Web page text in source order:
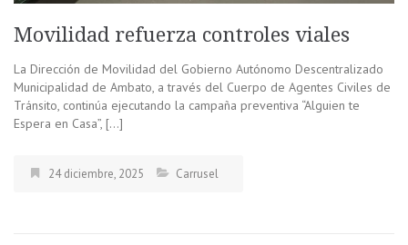
Movilidad refuerza controles viales
La Dirección de Movilidad del Gobierno Autónomo Descentralizado
Municipalidad de Ambato, a través del Cuerpo de Agentes Civiles de
Tránsito, continúa ejecutando la campaña preventiva “Alguien te
Espera en Casa”, […]
24 diciembre, 2025 Carrusel